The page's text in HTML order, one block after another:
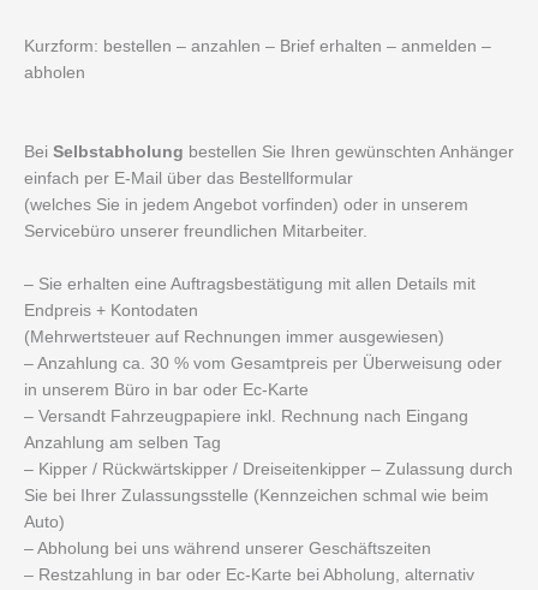
Kurzform: bestellen – anzahlen – Brief erhalten – anmelden –
abholen
Bei Selbstabholung bestellen Sie Ihren gewünschten Anhänger
einfach per E-Mail über das Bestellformular
(welches Sie in jedem Angebot vorfinden) oder in unserem
Servicebüro unserer freundlichen Mitarbeiter.
– Sie erhalten eine Auftragsbestätigung mit allen Details mit
Endpreis + Kontodaten
(Mehrwertsteuer auf Rechnungen immer ausgewiesen)
– Anzahlung ca. 30 % vom Gesamtpreis per Überweisung oder
in unserem Büro in bar oder Ec-Karte
– Versandt Fahrzeugpapiere inkl. Rechnung nach Eingang
Anzahlung am selben Tag
– Kipper / Rückwärtskipper / Dreiseitenkipper – Zulassung durch
Sie bei Ihrer Zulassungsstelle (Kennzeichen schmal wie beim
Auto)
– Abholung bei uns während unserer Geschäftszeiten
– Restzahlung in bar oder Ec-Karte bei Abholung, alternativ